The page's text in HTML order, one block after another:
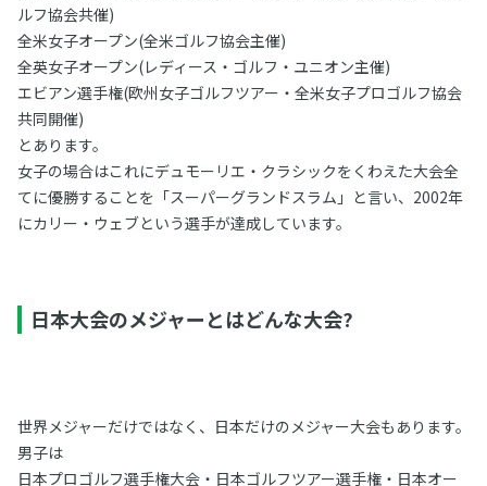
ルフ協会共催)
全米女子オープン(全米ゴルフ協会主催)
全英女子オープン(レディース・ゴルフ・ユニオン主催)
エビアン選手権(欧州女子ゴルフツアー・全米女子プロゴルフ協会
共同開催)
とあります。
女子の場合はこれにデュモーリエ・クラシックをくわえた大会全
てに優勝することを「スーパーグランドスラム」と言い、2002年
にカリー・ウェブという選手が達成しています。
日本大会のメジャーとはどんな大会?
世界メジャーだけではなく、日本だけのメジャー大会もあります。
男子は
日本プロゴルフ選手権大会・日本ゴルフツアー選手権・日本オー